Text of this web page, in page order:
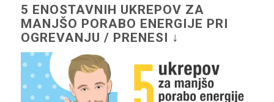
5 ENOSTAVNIH UKREPOV ZA
MANJŠO PORABO ENERGIJE PRI
OGREVANJU / PRENESI ↓